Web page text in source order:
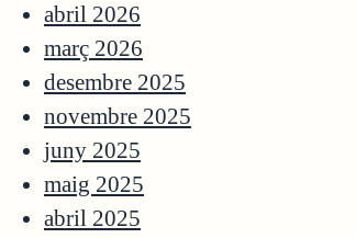
abril 2026
març 2026
desembre 2025
novembre 2025
juny 2025
maig 2025
abril 2025